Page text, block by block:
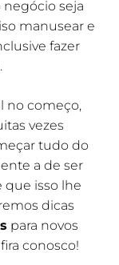
negócio seja
manusear e
fazer
.
no começo,
vezes
tudo do
a de ser
que isso lhe
dicas
para novos
conosco!